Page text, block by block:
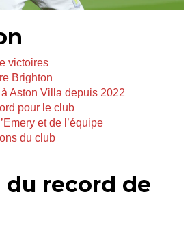
victoires
Brighton
à Aston Villa depuis 2022
pour le club
et de l’équipe
du club
du record de